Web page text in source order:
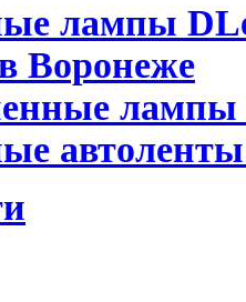
лампы
Воронеже